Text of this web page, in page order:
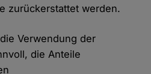
zurückerstattet werden.
Verwendung der
die Anteile